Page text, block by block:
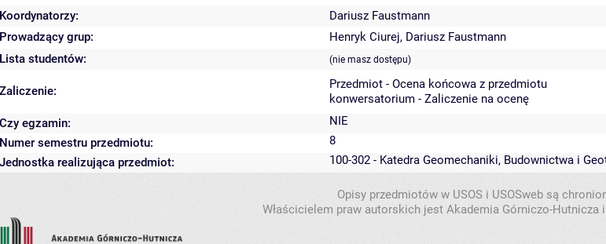
Koordynatorzy:
Dariusz Faustmann
Prowadzący grup:
Henryk Ciurej, Dariusz Faustmann
Lista studentów:
(nie masz dostępu)
Zaliczenie:
Przedmiot - Ocena końcowa z przedmiotu
konwersatorium - Zaliczenie na ocenę
Czy egzamin:
NIE
Numer semestru przedmiotu:
8
Jednostka realizująca przedmiot:
100-302 - Katedra Geomechaniki, Budownictwa i
Opisy przedmiotów w USOS i USOSweb są
Właścicielem praw autorskich jest Akademia Górniczo-Hutnicza